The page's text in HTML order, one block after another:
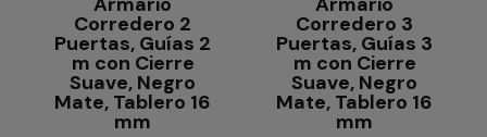
Corredero 2
Puertas, Guías 2
m con Cierre
Suave, Negro
Mate, Tablero 16
mm
Corredero 3
Puertas, Guías 3
m con Cierre
Suave, Negro
Mate, Tablero 16
mm